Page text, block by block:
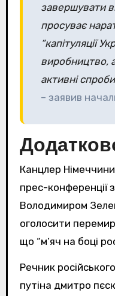
завершувати
просуває
“капітуляції
виробництво,
активні
– заявив
Канцлер
прес-конференції
Володимиром
оголосити
що “м’яч на боці
Речник
путіна дмитро